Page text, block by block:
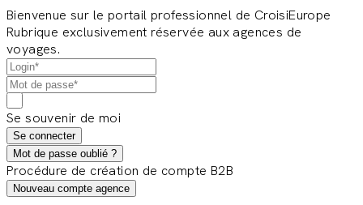
Bienvenue sur le portail professionnel de CroisiEurope
Rubrique exclusivement réservée aux agences de
voyages.
Se souvenir de moi
Se connecter
Mot de passe oublié ?
Procédure de création de compte B2B
Nouveau compte agence